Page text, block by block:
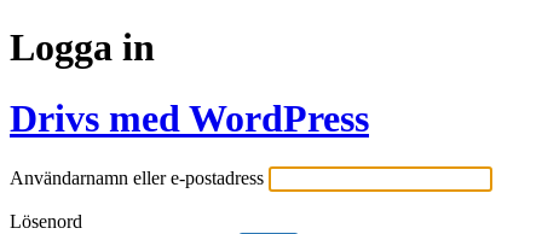
Logga in
Drivs med WordPress
Användarnamn eller e-postadress
Lösenord